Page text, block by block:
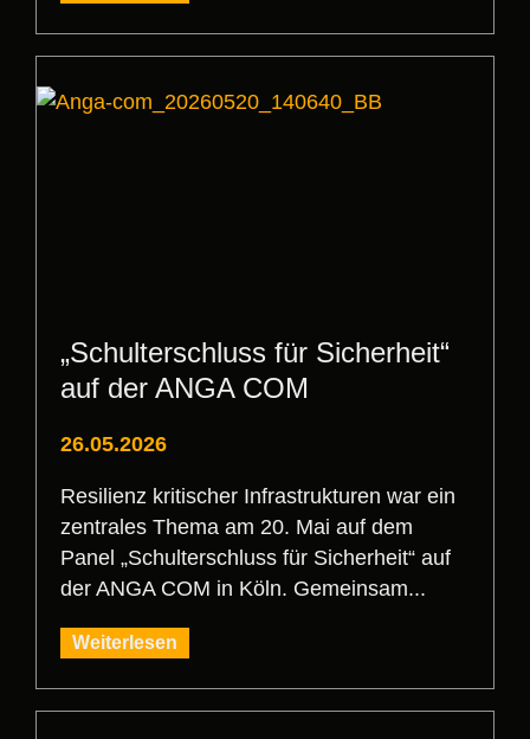
„Schulterschluss für Sicherheit“
auf der ANGA COM
26.05.2026
Resilienz kritischer Infrastrukturen war ein
zentrales Thema am 20. Mai auf dem
Panel „Schulterschluss für Sicherheit“ auf
der ANGA COM in Köln. Gemeinsam...
Weiterlesen